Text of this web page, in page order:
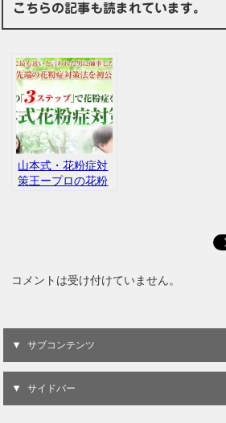
こちらの記事も読まれています。
山本式・花粉症対
策王ープロの花粉
コメントは受け付けていません。
サブコンテンツ
サイドバー